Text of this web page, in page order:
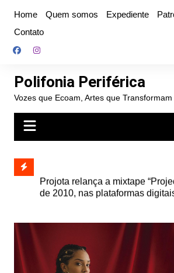
conteúdo
Home Quem somos Expediente
Contato
Polifonia Periférica
Vozes que Ecoam, Artes que Transformam
e abre
autoral,
de 2010, nas plataformas digitais